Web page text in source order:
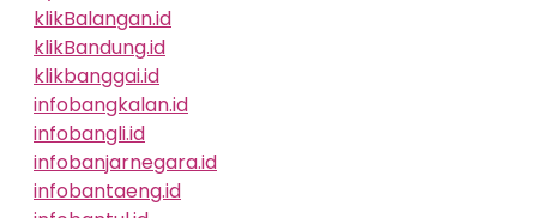
klikBalangan.id
klikBandung.id
klikbanggai.id
infobangkalan.id
infobangli.id
infobanjarnegara.id
infobantaeng.id